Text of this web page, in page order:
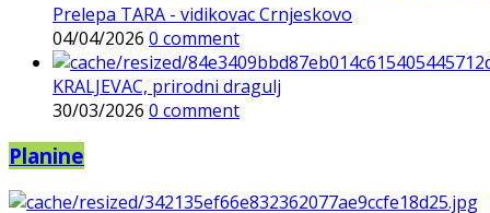
Prelepa TARA - vidikovac Crnjeskovo
04/04/2026 0 comment
KRALJEVAC, prirodni dragulj
30/03/2026 0 comment
Planine